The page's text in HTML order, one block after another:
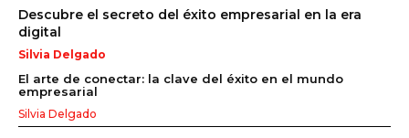
Descubre el secreto del éxito empresarial en la era
digital
Silvia Delgado
El arte de conectar: la clave del éxito en el mundo
empresarial
Silvia Delgado